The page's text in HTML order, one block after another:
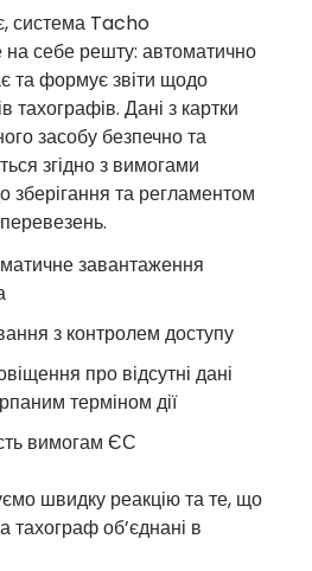
система Tacho
себе решту: автоматично
та формує звіти щодо
тахографів. Дані з картки
засобу безпечно та
згідно з вимогами
зберігання та регламентом
завантаження
з контролем доступу
про відсутні дані
терміном дії
вимогам ЄС
швидку реакцію та те, що
тахограф об’єднані в